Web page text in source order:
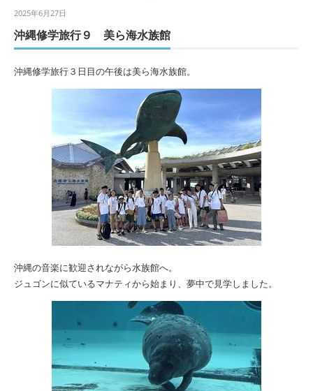
2025年6月27日
沖縄修学旅行９ 美ら海水族館
沖縄修学旅行３日目の午後は美ら海水族館。
沖縄の音楽に歓迎されながら水族館へ。
ジュゴンに似ているマナティから始まり、夢中で見学しました。